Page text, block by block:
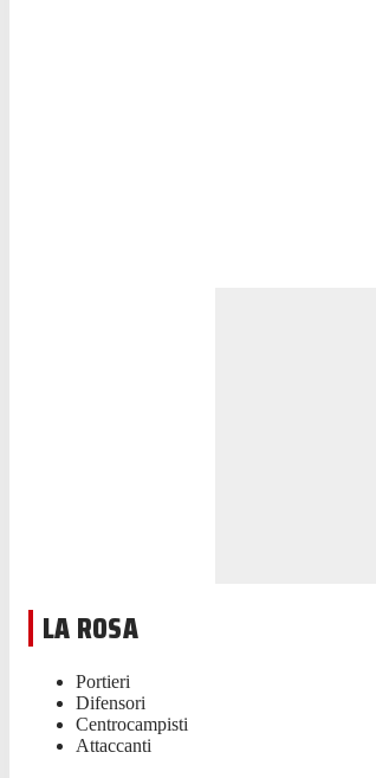
LA ROSA
Portieri
Difensori
Centrocampisti
Attaccanti